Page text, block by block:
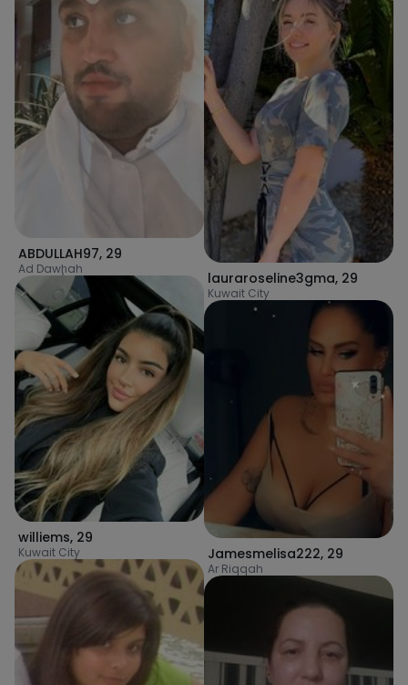
ABDULLAH97, 29
Ad Dawḩah
williems, 29
Kuwait City
lauraroseline3gma, 29
Kuwait City
Jamesmelisa222, 29
Ar Riqqah